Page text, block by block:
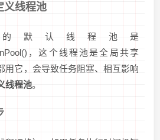
义线程池
的默认线程池是
，这个线程池是全局共享
用它，会导致任务阻塞、相互影响
线程池。